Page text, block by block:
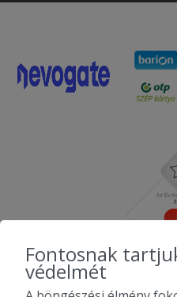
Fontosnak
védelmét